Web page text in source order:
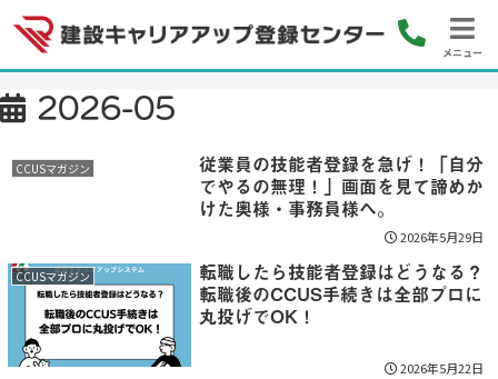
メニュー
2026-05
CCUSマガジン
従業員の技能者登録を急げ！「自分
でやるの無理！」画面を見て諦めか
けた奥様・事務員様へ。
2026年5月29日
CCUSマガジン
転職したら技能者登録はどうなる？
転職後のCCUS手続きは全部プロに
丸投げでOK！
2026年5月22日